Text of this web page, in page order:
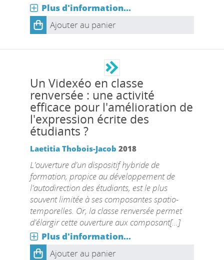
Plus d'information...
Ajouter au panier
Un Videxéo en classe
renversée : une activité
efficace pour l'amélioration de
l'expression écrite des
étudiants ?
Laetitia Thobois-Jacob 2018
L'ouverture d'un dispositif hybride de
formation, propice au développement de
l'autodirection des étudiants, est le plus
souvent limitée à ses composantes spatio-
temporelles. Or, la classe renversée permet
d'élargir cette ouverture aux composant[...]
Plus d'information...
Ajouter au panier